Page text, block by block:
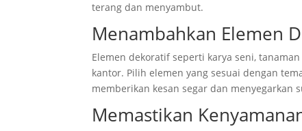
terang dan menyambut.
Menambahkan Elemen
Elemen dekoratif seperti karya seni,
kantor. Pilih elemen yang sesuai dengan
memberikan kesan segar dan menyegarkan
Memastikan